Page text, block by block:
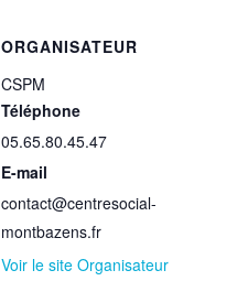
ORGANISATEUR
CSPM
Téléphone
05.65.80.45.47
E-mail
contact@centresocial-
montbazens.fr
Voir le site Organisateur